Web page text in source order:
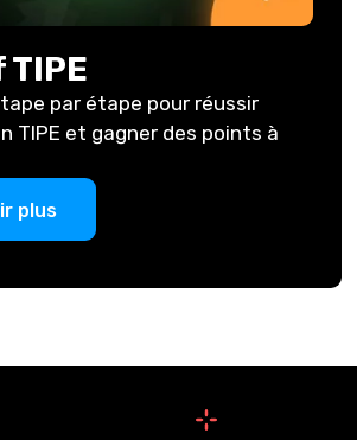
par étape pour réussir
TIPE et gagner des points à
plus